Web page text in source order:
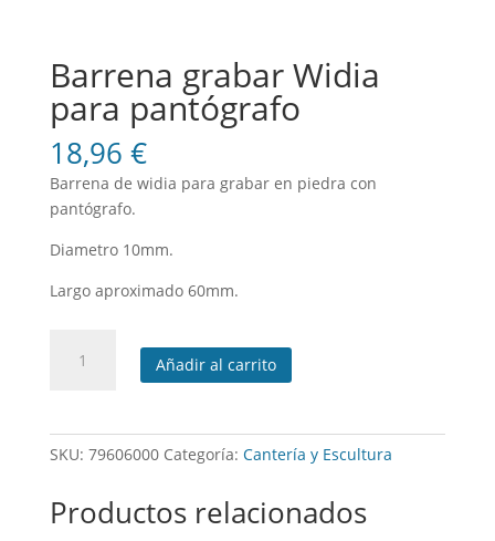
Barrena grabar Widia
para pantógrafo
18,96 €
Barrena de widia para grabar en piedra con
pantógrafo.
Diametro 10mm.
Largo aproximado 60mm.
grabar
Añadir al carrito
SKU: 79606000 Categoría: Cantería y Escultura
Productos relacionados